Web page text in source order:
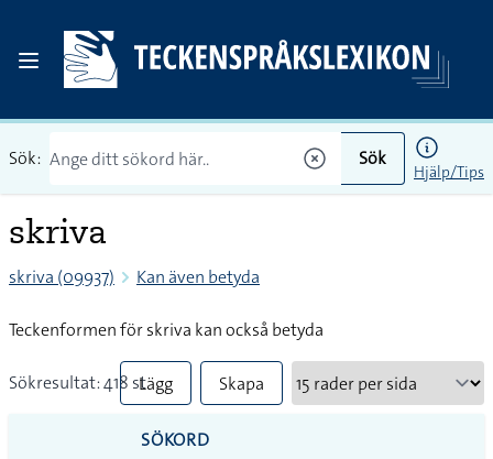
Sök: Sök
Hjälp/Tips
skriva
skriva (09937) Kan även betyda
Teckenformen för skriva kan också betyda
Sökresultat: 418 stLägg
till
Skapa
SÖKORD